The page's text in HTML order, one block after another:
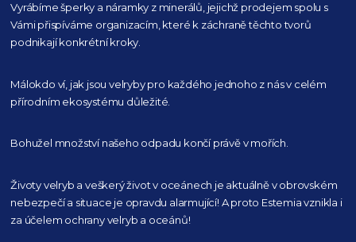
Vyrábíme šperky a náramky z minerálů, jejichž prodejem spolu s
Vámi přispíváme organizacím,které k záchraně těchto tvorů
podnikají konkrétní kroky.
Málokdo ví, jak jsou velryby pro každého jednoho z nás v celém
přírodním ekosystému důležité.
Bohužel množství našeho odpadu končí právě v mořích.
Životy velryb a veškerý život v oceánech je aktuálněv obrovském
nebezpečí a situace je opravdu alarmující! A proto Estemia vznikla i
za účelem ochrany velryb a oceánů!